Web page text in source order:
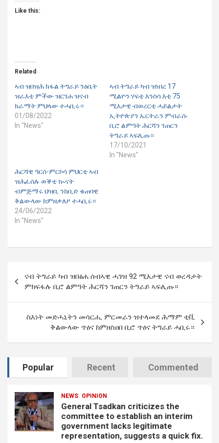
Like this:
Related
ኣብ ዝበዝሕ ክፋል ትግራይ ንዕቤት
ዝራእቲ ምችው ዝርገሐ ዝናብ
ክራማት ምህላው ተሓቢሩ።
01/08/2022
In "News"
ኣብ ትግራይ ካብ ዝነበረ 17
ሚልዮን ሃፍቲ እንስሳ እቲ 75
ሚእታዊ ብወረርቲ ሓይልታት
ኢትዮጵያን ኤርትራን ምብራሱ
ቢሮ ልምዓት ሕርሻን ገጠርን
ትግራይ ኣፍሊጡ።
17/10/2021
In "News"
ሕርሻዊ ዓርሰ-ምርኮሳ ምህርቲ ኣብ
ዝሕፈሰሉ ወቕቲ ኲናት
ብምጅማሩ ህዝቢ ንከቢድ ቁጠባዊ
ቅልውላው ከምዘቃለዖ ተሓቢሩ።
24/06/2022
In "News"
navigation
ናብ ትግራይ ካብ ዝበፅሐ ሰብኣዊ ሓገዝ 92 ሚእታዊ ናብ ወረዳታት
ምክፍፋሉ ቢሮ ልምዓት ሕርሻን ገጠርን ትግራይ ኣፍሊጡ።
ስእነት መድሓኒትን መሳርሒ ምርመራን ዝተላመደ ሕማም ቲቪ
ቅልውላው ጥዕና ከምዘስዐበ ቢሮ ጥዕና ትግራይ ሓቢሩ።
Popular Recent Commented
NEWS OPINION
General Tsadkan criticizes the
committee to establish an interim
government lacks legitimate
representation, suggests a quick fix.